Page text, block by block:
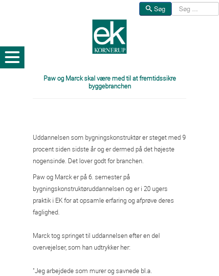
Søg Søg
Paw og Marck skal være med til at fremtidssikre
byggebranchen
Uddannelsen som bygningskonstruktør er steget med 9
procent siden sidste år og er dermed på det højeste
nogensinde. Det lover godt for branchen.
Paw og Marck er på 6. semester på
bygningskonstruktøruddannelsen og er i 20 ugers
praktik i EK for at opsamle erfaring og afprøve deres
faglighed.
Marck tog springet til uddannelsen efter en del
overvejelser, som han udtrykker her:
"Jeg arbejdede som murer og savnede bl.a.